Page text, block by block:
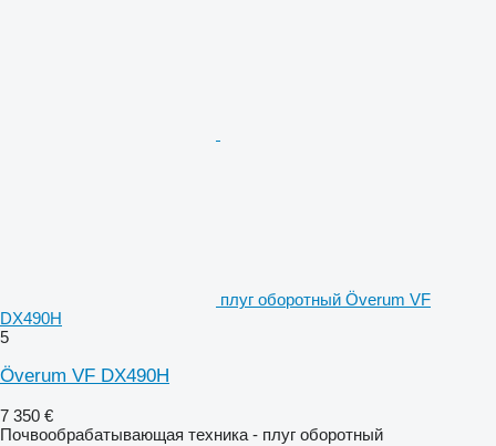
плуг оборотный Överum VF
DX490H
5
Överum VF DX490H
7 350 €
Почвообрабатывающая техника - плуг оборотный